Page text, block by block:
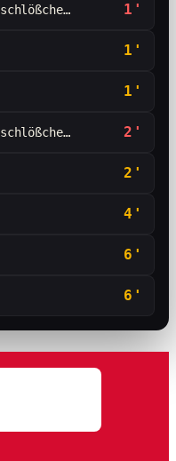
Köpenick, Müggelschlößchenw… 1'
1'
1'
Köpenick, Müggelschlößchenw… 2'
2'
4'
6'
6'